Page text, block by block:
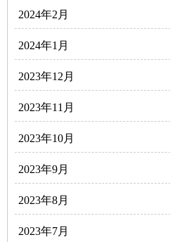
2024年2月
2024年1月
2023年12月
2023年11月
2023年10月
2023年9月
2023年8月
2023年7月